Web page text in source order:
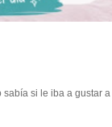
sabía si le iba a gustar a